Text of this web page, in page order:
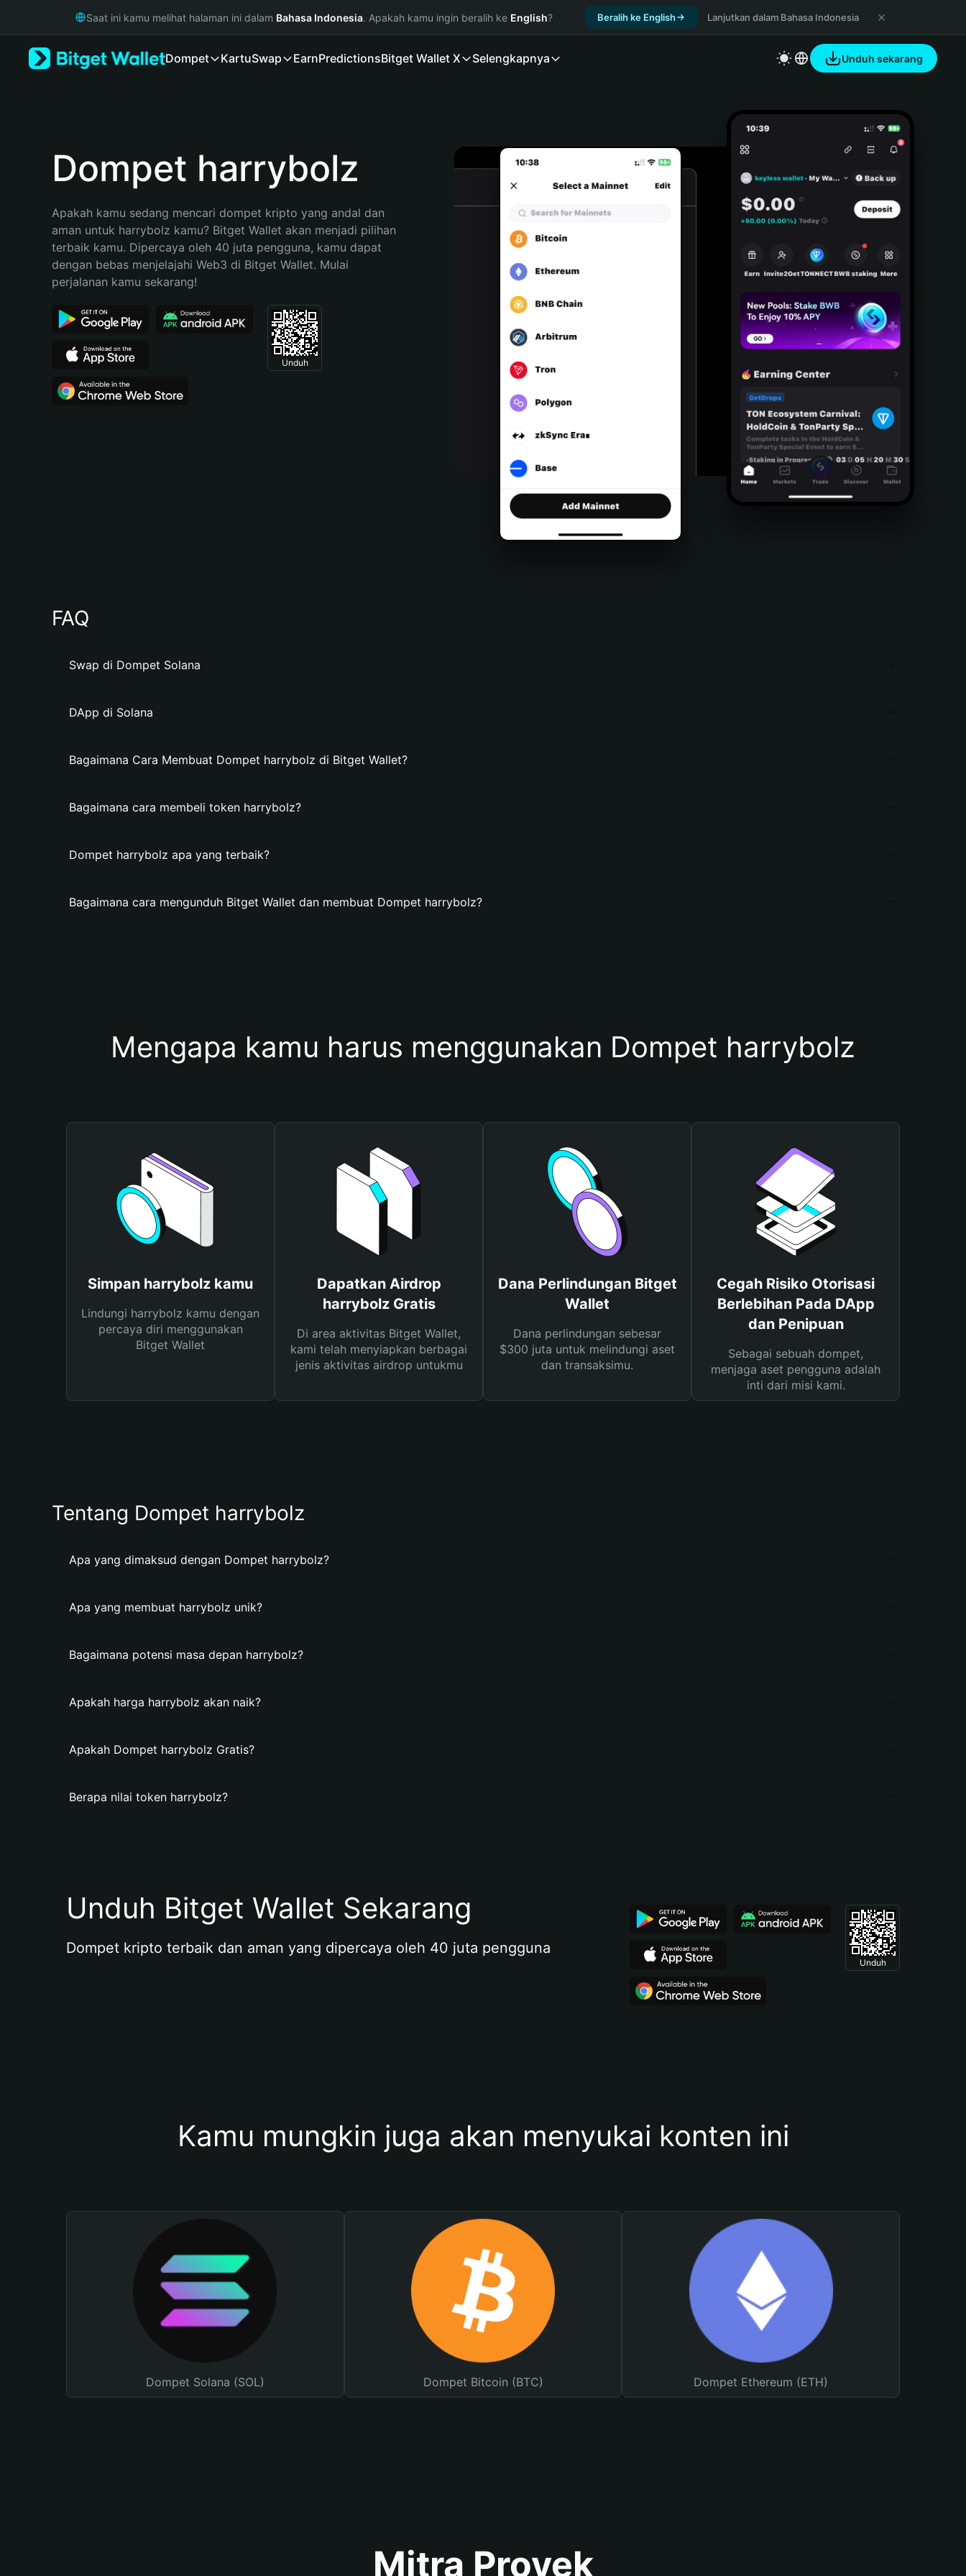
Русский
Bahasa Indonesia
Español (Argentina)
Saat ini kamu melihat halaman ini dalam Bahasa Indonesia. Apakah kamu ingin beralih ke English? Beralih ke English Lanjutkan dalam Bahasa Indonesia
Dompet KartuSwap EarnPredictionsBitget Wallet X Selengkapnya Unduh sekarang
Dompet harrybolz
Apakah kamu sedang mencari dompet kripto yang andal dan
aman untuk harrybolz kamu? Bitget Wallet akan menjadi pilihan
terbaik kamu. Dipercaya oleh 40 juta pengguna, kamu dapat
dengan bebas menjelajahi Web3 di Bitget Wallet. Mulai
perjalanan kamu sekarang!
Unduh
FAQ
Swap di Dompet Solana
DApp di Solana
Bagaimana Cara Membuat Dompet harrybolz di Bitget Wallet?
Bagaimana cara membeli token harrybolz?
Dompet harrybolz apa yang terbaik?
Bagaimana cara mengunduh Bitget Wallet dan membuat Dompet harrybolz?
Mengapa kamu harus menggunakan Dompet harrybolz
Simpan harrybolz kamu
Lindungi harrybolz kamu dengan
percaya diri menggunakan
Bitget Wallet
Dapatkan Airdrop
harrybolz Gratis
Di area aktivitas Bitget Wallet,
kami telah menyiapkan berbagai
jenis aktivitas airdrop untukmu
Dana Perlindungan Bitget
Wallet
Dana perlindungan sebesar
$300 juta untuk melindungi aset
dan transaksimu.
Cegah Risiko Otorisasi
Berlebihan Pada DApp
dan Penipuan
Sebagai sebuah dompet,
menjaga aset pengguna adalah
inti dari misi kami.
Tentang Dompet harrybolz
Apa yang dimaksud dengan Dompet harrybolz?
Apa yang membuat harrybolz unik?
Bagaimana potensi masa depan harrybolz?
Apakah harga harrybolz akan naik?
Apakah Dompet harrybolz Gratis?
Berapa nilai token harrybolz?
Unduh Bitget Wallet Sekarang
Dompet kripto terbaik dan aman yang dipercaya oleh 40 juta pengguna
Unduh
Kamu mungkin juga akan menyukai konten ini
Dompet Solana (SOL) Dompet Bitcoin (BTC) Dompet Ethereum (ETH)
Mitra Proyek